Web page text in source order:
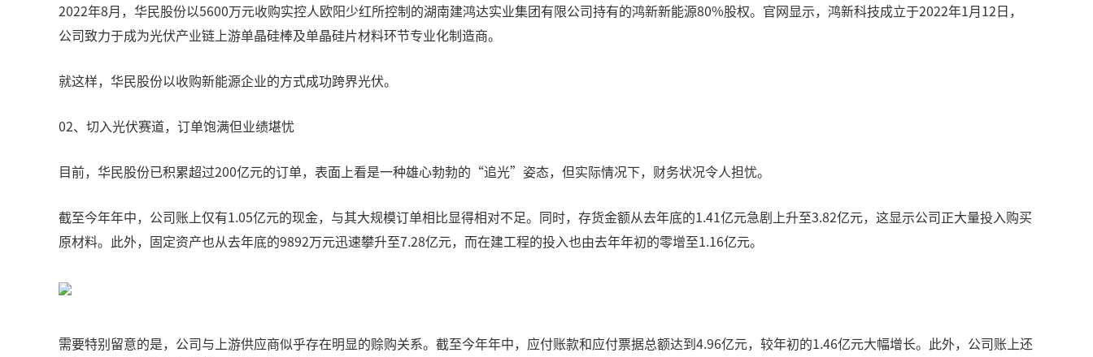
2022年8月，华民股份以5600万元收购实控人欧阳少红所控制的湖南建鸿达实业集团有限公司持有的鸿新新能源80%股权。官网显示，鸿新科技成立于2022年1月12日，
公司致力于成为光伏产业链上游单晶硅棒及单晶硅片材料环节专业化制造商。
就这样，华民股份以收购新能源企业的方式成功跨界光伏。
02、切入光伏赛道，订单饱满但业绩堪忧
目前，华民股份已积累超过200亿元的订单，表面上看是一种雄心勃勃的“追光”姿态，但实际情况下，财务状况令人担忧。
截至今年年中，公司账上仅有1.05亿元的现金，与其大规模订单相比显得相对不足。同时，存货金额从去年底的1.41亿元急剧上升至3.82亿元，这显示公司正大量投入购买
原材料。此外，固定资产也从去年底的9892万元迅速攀升至7.28亿元，而在建工程的投入也由去年年初的零增至1.16亿元。
需要特别留意的是，公司与上游供应商似乎存在明显的赊购关系。截至今年年中，应付账款和应付票据总额达到4.96亿元，较年初的1.46亿元大幅增长。此外，公司账上还